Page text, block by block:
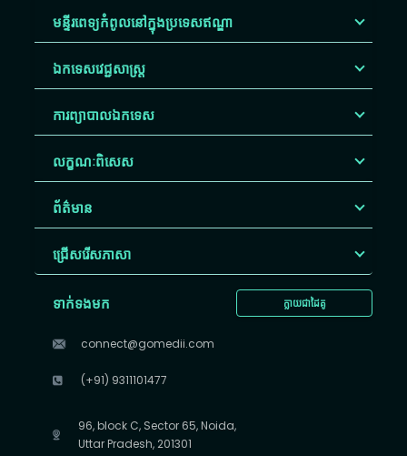
មន្ទីរពេទ្យកំពូលនៅក្នុងប្រទេសឥណ្ឌា
ឯកទេសវេជ្ជសាស្ត្រ
ការព្យាបាលឯកទេស
លក្ខណៈពិសេស
ព័ត៌មាន
ជ្រើសរើស​ភាសា
ក្លាយជាដៃគូ
ទាក់ទងមក
connect@gomedii.com
(+91) 9311101477
96, block C, Sector 65, Noida,
Uttar Pradesh, 201301